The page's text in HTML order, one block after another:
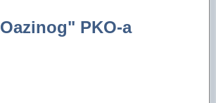
PKO-a